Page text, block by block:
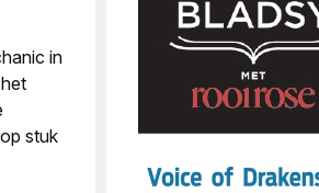
in
stuk